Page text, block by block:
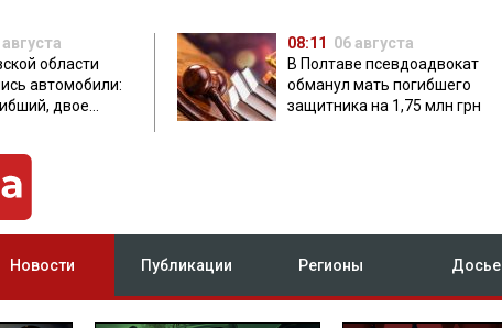
августа
области
автомобили:
двое
08:11 06 августа
В Полтаве псевдоадвокат
обманул мать погибшего
защитника на 1,75 млн грн
Новости Публикации Регионы Досье